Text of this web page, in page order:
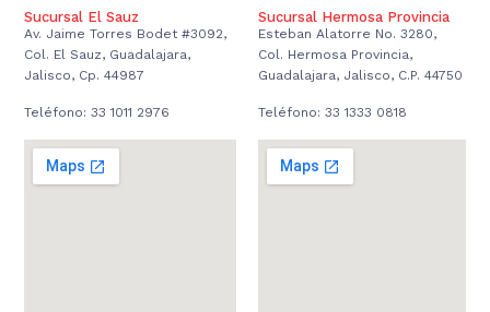
Sucursal El Sauz
Av. Jaime Torres Bodet #3092,
Col. El Sauz, Guadalajara,
Jalisco, Cp. 44987
Teléfono: 33 1011 2976
Sucursal Hermosa Provincia
Esteban Alatorre No. 3280,
Col. Hermosa Provincia,
Guadalajara, Jalisco, C.P. 44750
Teléfono: 33 1333 0818